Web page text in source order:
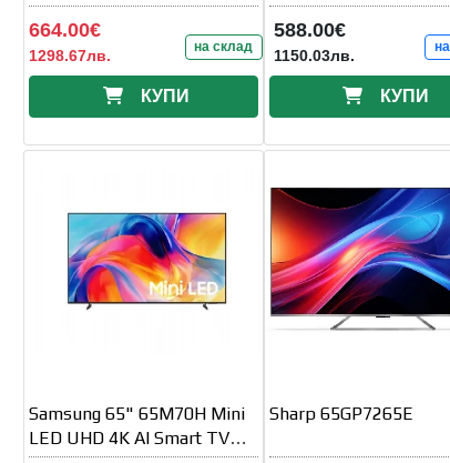
Quantum Dot, 144 Mhz, HDR
10+, HLG
664.00€
1298.67лв. на склад
КУПИ
588.00€
1150.03лв.
КУПИ
Samsung 65" 65M70H Mini
LED UHD 4K AI Smart TV
Sharp 65GP7265E